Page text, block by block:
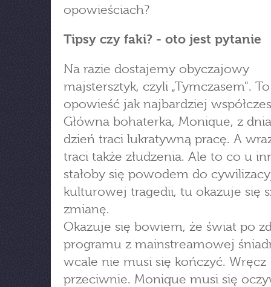
opowieściach?
Tipsy czy faki? - oto jest pytanie
Na razie dostajemy obyczajowy
majstersztyk, czyli „Tymczasem". To
opowieść jak najbardziej
Główna bohaterka, Monique, z
dzień traci lukratywną pracę. A
traci także złudzenia. Ale to co u
stałoby się powodem do
kulturowej tragedii, tu okazuje się
zmianę.
Okazuje się bowiem, że świat po
programu z mainstreamowej
wcale nie musi się kończyć. Wręcz
przeciwnie. Monique musi się